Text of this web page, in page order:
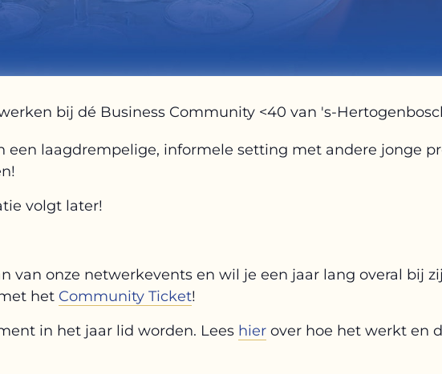
bij dé Business Community <40 van 's-
een laagdrempelige, informele setting met andere jonge
volgt later!
van onze netwerkevents en wil je een jaar lang overal bij
het Community Ticket!
in het jaar lid worden. Lees hier over hoe het werkt en